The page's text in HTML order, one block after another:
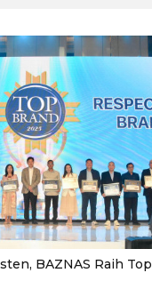
BAZNAS Raih Top